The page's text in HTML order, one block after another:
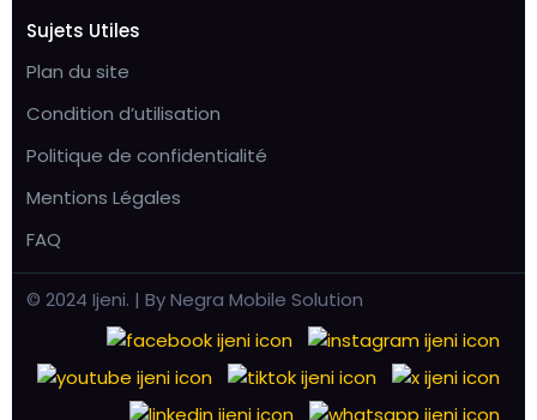
Sujets Utiles
Plan du site
Condition d’utilisation
Politique de confidentialité
Mentions Légales
FAQ
© 2024 Ijeni. | By Negra Mobile Solution